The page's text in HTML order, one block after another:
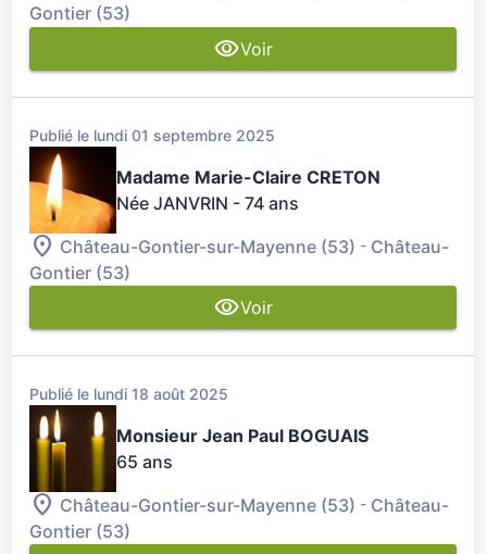
Gontier (53)
Voir
Publié le lundi 01 septembre 2025
Madame Marie-Claire CRETON
Née JANVRIN - 74 ans
Château-Gontier-sur-Mayenne (53) - Château-
Gontier (53)
Voir
Publié le lundi 18 août 2025
Monsieur Jean Paul BOGUAIS
65 ans
Château-Gontier-sur-Mayenne (53) - Château-
Gontier (53)